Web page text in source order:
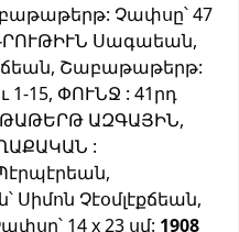
Չափսը՝ 47
Սագաեան,
Շաբաթաթերթ:
1-15, ՓՈՒՆՋ : 41րդ
ԱԶԳԱՅԻՆ,
:
Չէօմլէքճեան,
14 x 23 սմ: 1908